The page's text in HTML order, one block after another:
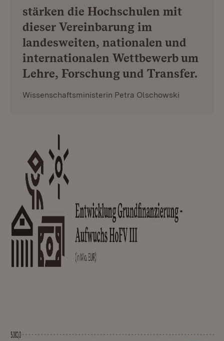
stärken die Hochschulen mit
dieser Vereinbarung im
landesweiten, nationalen und
internationalen Wettbewerb um
Lehre, Forschung und Transfer.
Wissenschaftsministerin Petra Olschowski